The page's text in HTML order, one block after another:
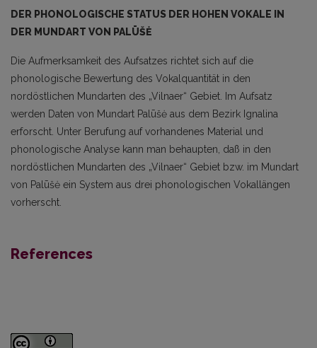
DER PHONOLOGISCHE STATUS DER HOHEN VOKALE IN
DER MUND­ART VON PALŪŠĖ
Die Aufmerksamkeit des Aufsatzes richtet sich auf die
phonologische Bewertung des Vokalquantität in den
nordöstlichen Mundarten des „Vilnaer“ Gebiet. Im Aufsatz
werden Daten von Mundart Palūšė aus dem Bezirk Ignalina
erforscht. Unter Berufung auf vorhandenes Material und
phonolo­gische Analyse kann man behaupten, daß in den
nordöstlichen Mundarten des „Vilnaer“ Gebiet bzw. im Mundart
von Palūšė ein System aus drei phonologischen Vokallängen
vorherscht.
References